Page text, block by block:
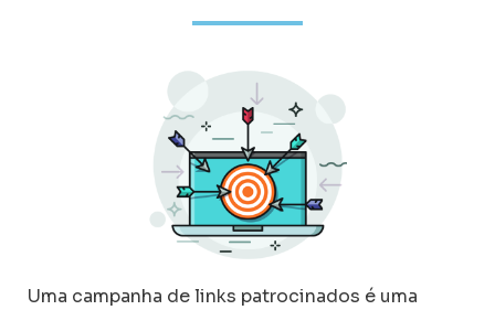
Uma campanha de links patrocinados é uma